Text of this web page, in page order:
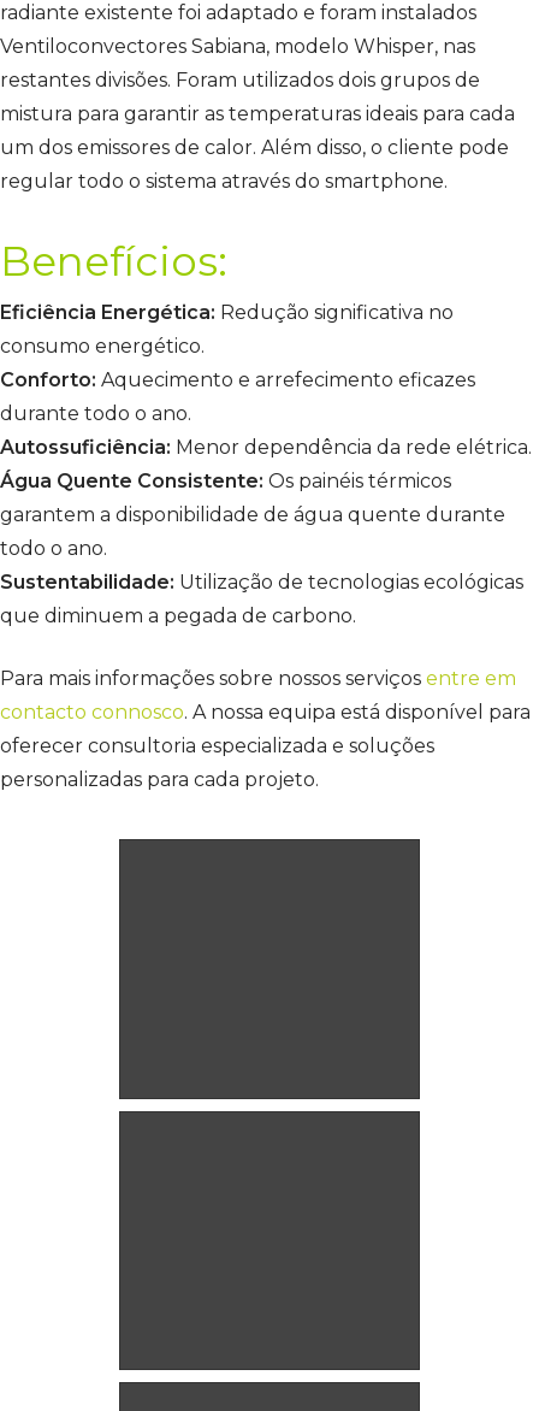
radiante existente foi adaptado e foram instalados
Ventiloconvectores Sabiana, modelo Whisper, nas
restantes divisões. Foram utilizados dois grupos de
mistura para garantir as temperaturas ideais para cada
um dos emissores de calor. Além disso, o cliente pode
regular todo o sistema através do smartphone.
Benefícios:
Eficiência Energética: Redução significativa no
consumo energético.
Conforto: Aquecimento e arrefecimento eficazes
durante todo o ano.
Autossuficiência: Menor dependência da rede elétrica.
Água Quente Consistente: Os painéis térmicos
garantem a disponibilidade de água quente durante
todo o ano.
Sustentabilidade: Utilização de tecnologias ecológicas
que diminuem a pegada de carbono.
Para mais informações sobre nossos serviços entre em
contacto connosco. A nossa equipa está disponível para
oferecer consultoria especializada e soluções
personalizadas para cada projeto.